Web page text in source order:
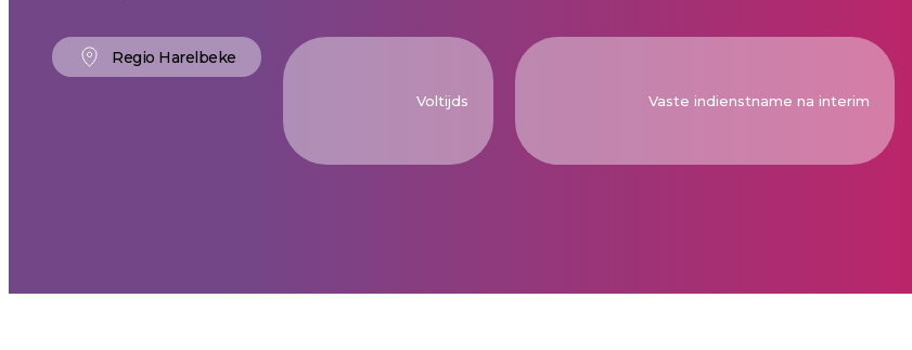
Regio Harelbeke
Voltijds Vaste indienstname na interim